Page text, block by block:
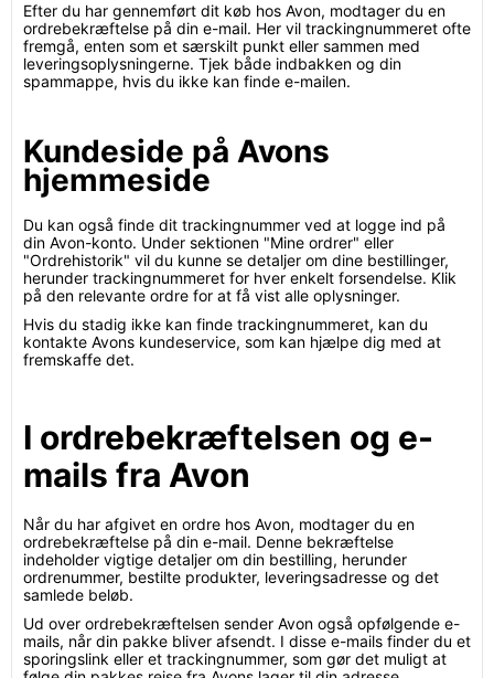
Efter du har gennemført dit køb hos Avon, modtager du en
ordrebekræftelse på din e-mail. Her vil trackingnummeret ofte
fremgå, enten som et særskilt punkt eller sammen med
leveringsoplysningerne. Tjek både indbakken og din
spammappe, hvis du ikke kan finde e-mailen.
Kundeside på Avons
hjemmeside
Du kan også finde dit trackingnummer ved at logge ind på
din Avon-konto. Under sektionen "Mine ordrer" eller
"Ordrehistorik" vil du kunne se detaljer om dine bestillinger,
herunder trackingnummeret for hver enkelt forsendelse. Klik
på den relevante ordre for at få vist alle oplysninger.
Hvis du stadig ikke kan finde trackingnummeret, kan du
kontakte Avons kundeservice, som kan hjælpe dig med at
fremskaffe det.
I ordrebekræftelsen og e-
mails fra Avon
Når du har afgivet en ordre hos Avon, modtager du en
ordrebekræftelse på din e-mail. Denne bekræftelse
indeholder vigtige detaljer om din bestilling, herunder
ordrenummer, bestilte produkter, leveringsadresse og det
samlede beløb.
Ud over ordrebekræftelsen sender Avon også opfølgende e-
mails, når din pakke bliver afsendt. I disse e-mails finder du et
sporingslink eller et trackingnummer, som gør det muligt at